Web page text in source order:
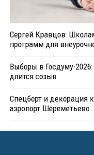
Сергей Кравцов:
программ для
Выборы в Госдуму-
длится созыв
Спецборт и декорация
аэропорт Шереметьево